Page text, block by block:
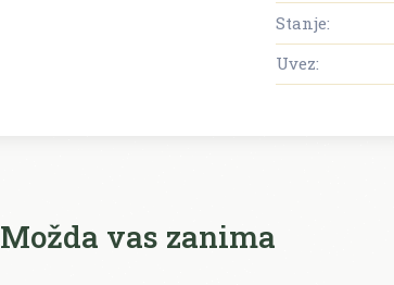
Stanje:
Uvez:
Možda vas zanima